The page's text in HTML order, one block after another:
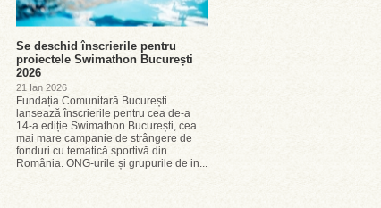
Se deschid înscrierile pentru
proiectele Swimathon București
2026
21 Ian 2026
Fundația Comunitară București
lansează înscrierile pentru cea de-a
14-a ediție Swimathon București, cea
mai mare campanie de strângere de
fonduri cu tematică sportivă din
România. ONG-urile și grupurile de in...